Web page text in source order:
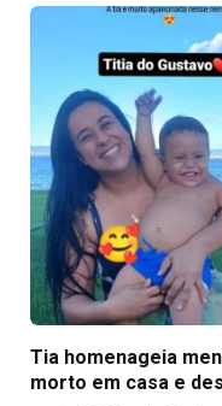
Tia homenageia
morto em casa e